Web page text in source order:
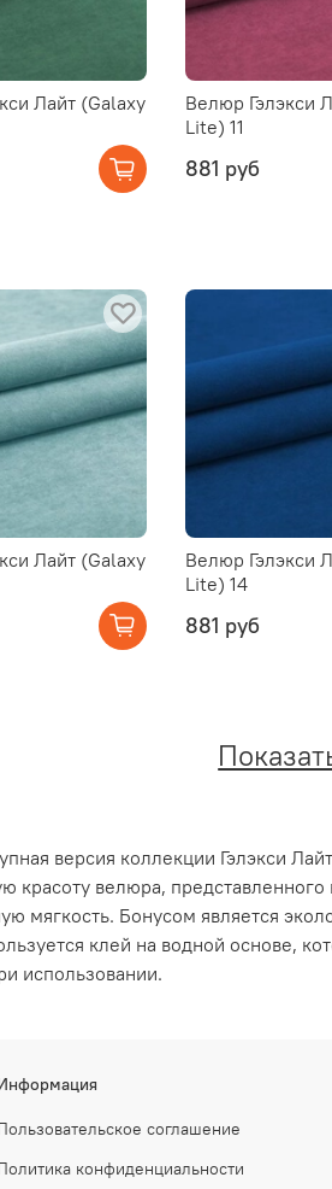
Лайт (Galaxy
Велюр Гэлэкси
Lite) 11
881 руб
Лайт (Galaxy
Велюр Гэлэкси
Lite) 14
881 руб
версия коллекции Гэлэкси
красоту велюра,
мягкость. Бонусом является
клей на водной основе,
использовании.
соглашение
конфиденциальности